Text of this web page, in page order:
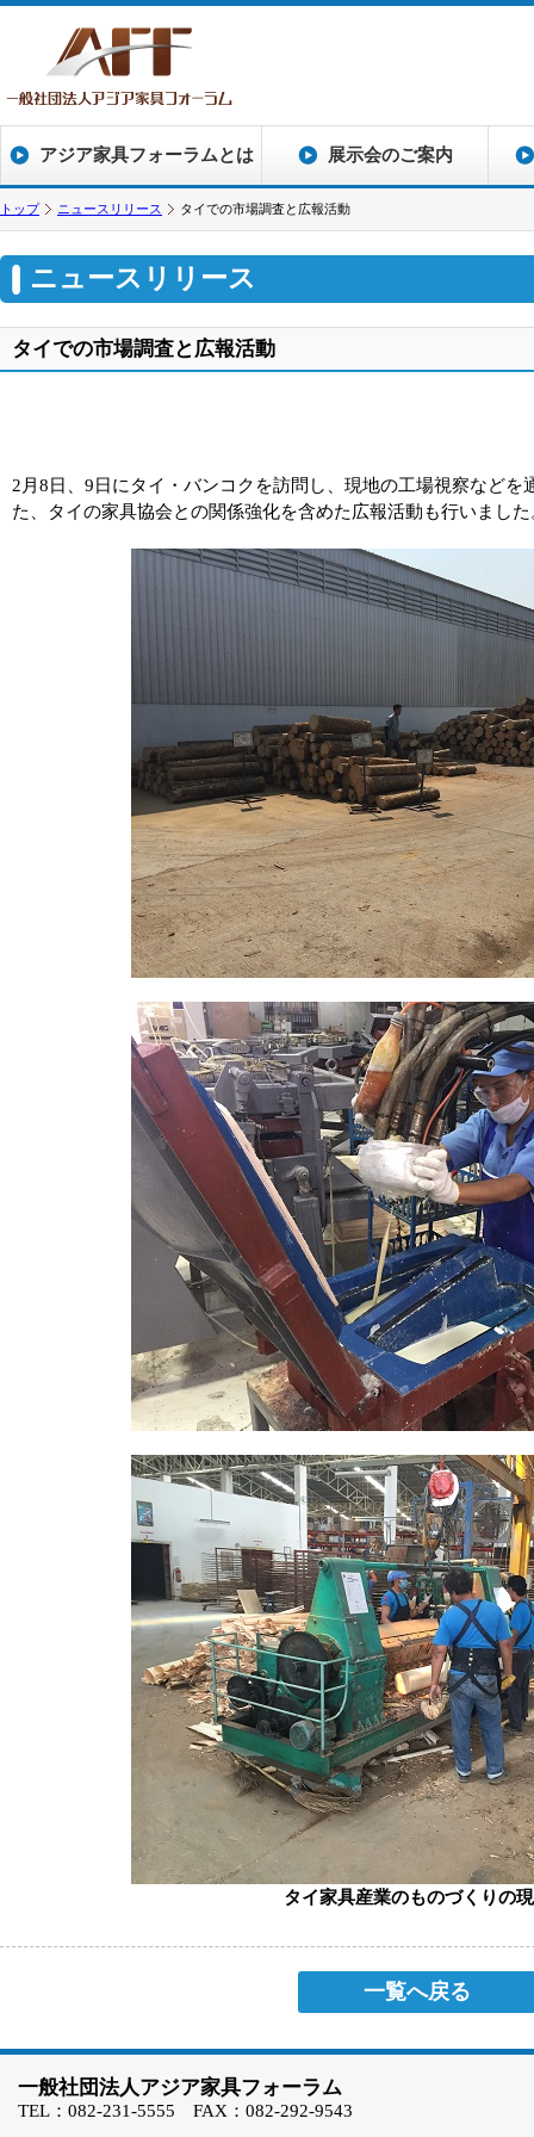
アジア家具フォーラムとは 展示会のご案内
トップ ニュースリリース タイでの市場調査と広報活動
ニュースリリース
タイでの市場調査と広報活動
2月8日、9日にタイ・バンコクを訪問し、現地の工場視察などを
た、タイの家具協会との関係強化を含めた広報活動も行いました
タイ家具産業のものづくりの
一覧へ戻る
一般社団法人アジア家具フォーラム
TEL：082-231-5555 FAX：082-292-9543